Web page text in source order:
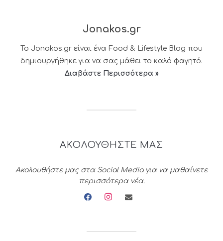
Jonakos.gr
Το Jonakos.gr είναι ένα Food & Lifestyle Blog που
δημιουργήθηκε για να σας μάθει το καλό φαγητό.
Διαβάστε Περισσότερα »
ΑΚΟΛΟΥΘΗΣΤΕ ΜΑΣ
Ακολουθήστε μας στα Social Media για να μαθαίνετε
περισσότερα νέα.
facebookinstagramenvelope